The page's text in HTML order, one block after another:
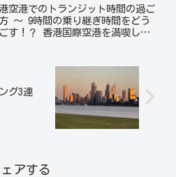
空港でのトランジット時間の過ご
～ 9時間の乗り継ぎ時間をどう
す！？ 香港国際空港を満喫して
グ3連
アする